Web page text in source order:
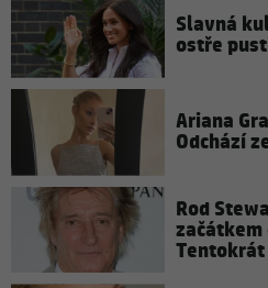
Slavná
ostře
Ariana
Odchází
Rod